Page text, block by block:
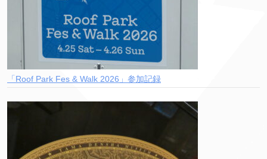
「Roof Park Fes & Walk 2026」参加記録